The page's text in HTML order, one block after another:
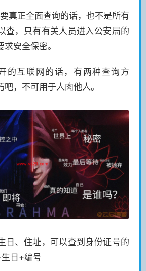
真正全面查询的话，也不是所有
查，只有有关人员进入公安局的
安全保密。
的互联网的话，有两种查询方
，不可用于人肉他人。
日、住址，可以查到身份证号的
日+编号